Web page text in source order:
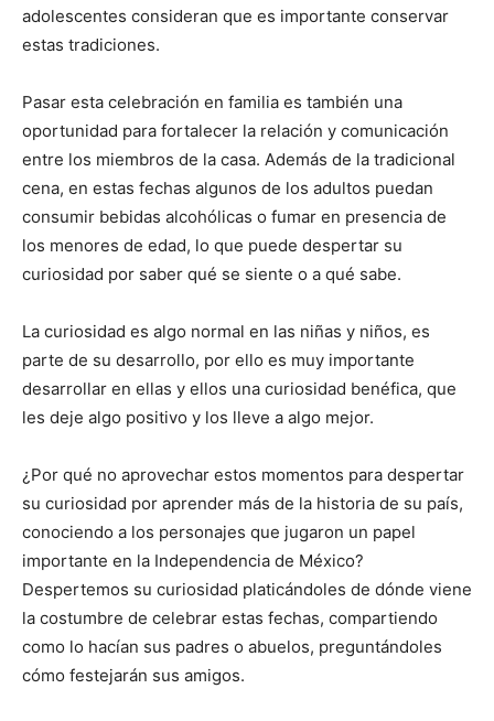
adolescentes consideran que es importante conservar
estas tradiciones.
Pasar esta celebración en familia es también una
oportunidad para fortalecer la relación y comunicación
entre los miembros de la casa. Además de la tradicional
cena, en estas fechas algunos de los adultos puedan
consumir bebidas alcohólicas o fumar en presencia de
los menores de edad, lo que puede despertar su
curiosidad por saber qué se siente o a qué sabe.
La curiosidad es algo normal en las niñas y niños, es
parte de su desarrollo, por ello es muy importante
desarrollar en ellas y ellos una curiosidad benéfica, que
les deje algo positivo y los lleve a algo mejor.
¿Por qué no aprovechar estos momentos para despertar
su curiosidad por aprender más de la historia de su país,
conociendo a los personajes que jugaron un papel
importante en la Independencia de México?
Despertemos su curiosidad platicándoles de dónde viene
la costumbre de celebrar estas fechas, compartiendo
como lo hacían sus padres o abuelos, preguntándoles
cómo festejarán sus amigos.